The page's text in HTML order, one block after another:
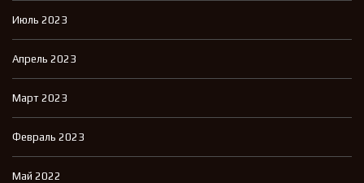
Июль 2023
Апрель 2023
Март 2023
Февраль 2023
Май 2022